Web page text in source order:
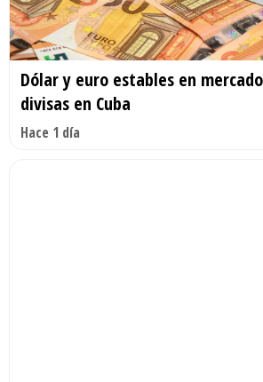
Dólar y euro estables en
divisas en Cuba
Hace 1 día